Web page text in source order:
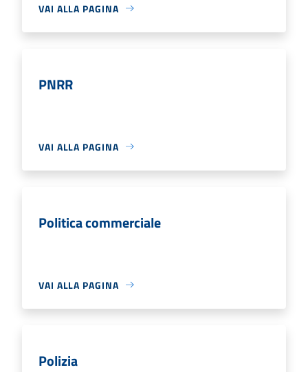
VAI ALLA PAGINA
PNRR
VAI ALLA PAGINA
Politica commerciale
VAI ALLA PAGINA
Polizia